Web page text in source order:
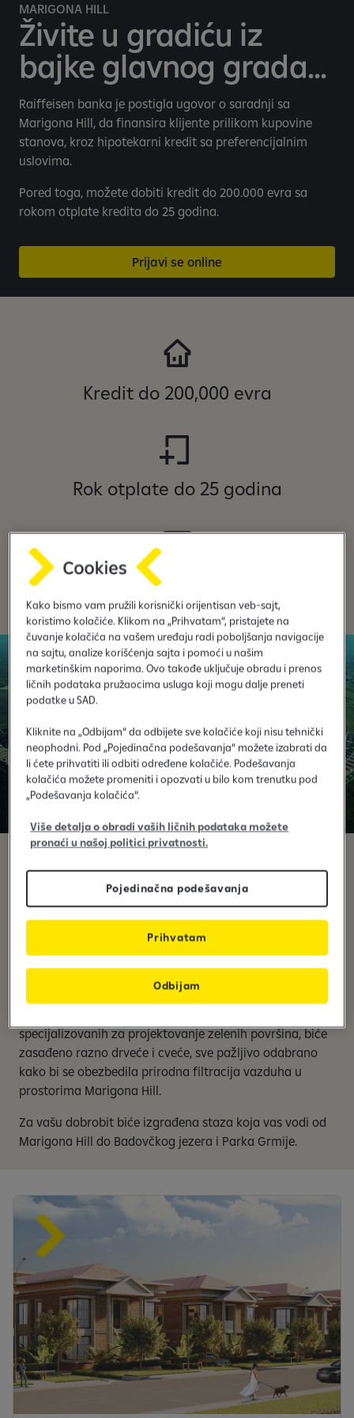
o
B
n
k
s
o
MARIGONA HILL
Živite u gradiću iz
bajke glavnog grada...
Raiffeisen banka je postigla ugovor o saradnji sa
Marigona Hill, da finansira klijente prilikom kupovine
stanova, kroz hipotekarni kredit sa preferencijalnim
uslovima.
Pored toga, možete dobiti kredit do 200.000 evra sa
rokom otplate kredita do 25 godina.
Prijavi se online
Kredit do 200,000 evra
Rok otplate do 25 godina
Učešće klijenta počevši od 10-20%
Gradić Marigona Hill
Gradić Marigona Hill. Vaše iskustvo u "Marigona Hill"
počinje i završava se prirodom, koju čine bečki park sa
stazama za šetnju, raznim sportskim terenima, dečjim
Sve ovo će vam dati volju i entuzijazam za život.
specijalizovanih za projektovanje zelenih površina, biće
zasađeno razno drveće i cveće, sve pažljivo odabrano
kako bi se obezbedila prirodna filtracija vazduha u
prostorima Marigona Hill.
Za vašu dobrobit biće izgrađena staza koja vas vodi od
Marigona Hill do Badovčkog jezera i Parka Grmije.
Kako bismo vam pružili korisnički orijentisan veb-sajt,
koristimo kolačiće. Klikom na „Prihvatam“, pristajete na
čuvanje kolačića na vašem uređaju radi poboljšanja navigacije
na sajtu, analize korišćenja sajta i pomoći u našim
marketinškim naporima. Ovo takođe uključuje obradu i prenos
ličnih podataka pružaocima usluga koji mogu dalje preneti
podatke u SAD.
Kliknite na „Odbijam“ da odbijete sve kolačiće koji nisu tehnički
neophodni. Pod „Pojedinačna podešavanja“ možete izabrati da
li ćete prihvatiti ili odbiti određene kolačiće. Podešavanja
kolačića možete promeniti i opozvati u bilo kom trenutku pod
„Podešavanja kolačića“.
Više detalja o obradi vaših ličnih podataka možete
pronaći u našoj politici privatnosti.
Pojedinačna podešavanja
Odbijam
Prihvatam